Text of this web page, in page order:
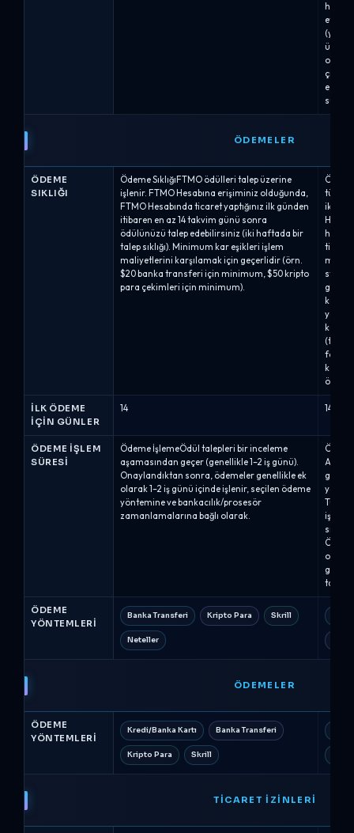
hesap
çizgisi
eden
su
ÖDEMELER
ÖDEME
SIKLIĞI
Ödeme SıklığıFTMO ödülleri talep üzerine
işlenir. FTMO Hesabına erişiminiz olduğunda,
FTMO Hesabında ticaret yaptığınız ilk günden
itibaren en az 14 takvim günü sonra
ödülünüzü talep edebilirsiniz (iki haftada bir
talep sıklığı). Minimum kar eşikleri işlem
maliyetlerini karşılamak için geçerlidir (örn.
$20 banka transferi için minimum, $50 kripto
para çekimleri için minimum).
türüne
iki
her
kâr
kâr
(tek
İLK ÖDEME
IÇIN GÜNLER
14 14
ÖDEME İŞLEM
SÜRESI
Ödeme İşlemeÖdül talepleri bir inceleme
aşamasından geçer (genellikle 1–2 iş günü).
Onaylandıktan sonra, ödemeler genellikle ek
olarak 1–2 iş günü içinde işlenir, seçilen ödeme
yöntemine ve bankacılık/prosesör
zamanlamalarına bağlı olarak.
Alpha
ÖDEME
YÖNTEMLERI
Banka Transferi Kripto Para Skrill
Neteller
ÖDEMELER
ÖDEME
YÖNTEMLERI
Kredi/Banka Kartı Banka Transferi
Kripto Para Skrill
TICARET İZINLERI